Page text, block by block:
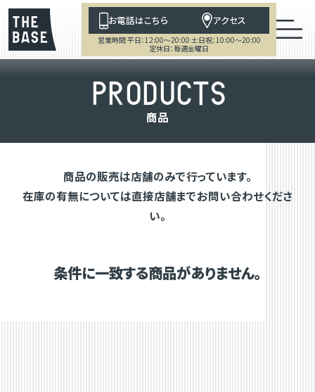
お電話はこちら アクセス
営業時間 平日：12:00～20:00 土日祝：10:00～20:00
定休日：毎週金曜日
PRODUCTS
商品
商品の販売は店舗のみで行っています。
在庫の有無については直接店舗までお問い合わせくださ
い。
条件に一致する商品がありません。